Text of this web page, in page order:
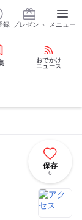
録 プレゼント メニュー
おでかけ
ニュース
保存
6